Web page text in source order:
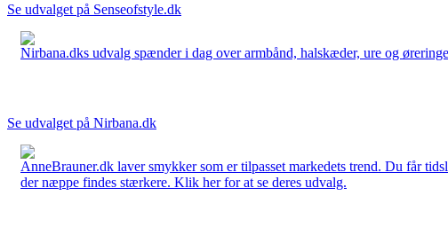
Se udvalget på Senseofstyle.dk
Nirbana.dks udvalg spænder i dag over armbånd, halskæder, ure og
Se udvalget på Nirbana.dk
AnneBrauner.dk laver smykker som er tilpasset markedets trend. Du får
der næppe findes stærkere. Klik her for at se deres udvalg.